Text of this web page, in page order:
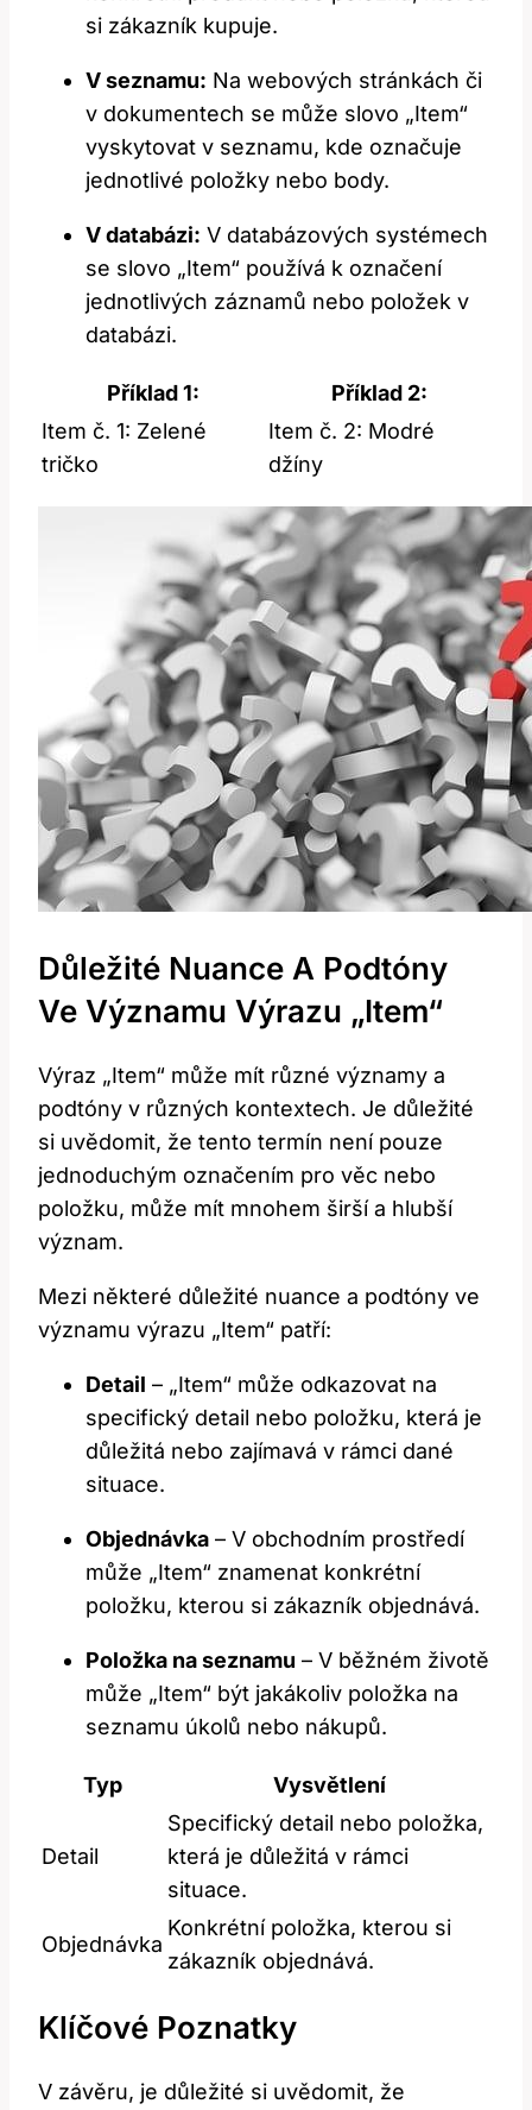
si zákazník kupuje.
V seznamu: Na webových stránkách či
v dokumentech se může slovo „Item“
vyskytovat v seznamu, kde označuje
jednotlivé položky nebo body.
V databázi: V databázových systémech
se slovo „Item“ používá k označení
jednotlivých záznamů nebo položek v
databázi.
Příklad 1:
Příklad 2:
Item č. 1: Zelené
tričko
Item č. 2: Modré
džíny
Důležité Nuance A Podtóny
Ve Významu Výrazu „Item“
Výraz „Item“ může mít různé významy a
podtóny v různých kontextech. Je důležité
si uvědomit, že tento termín není pouze
jednoduchým označením pro věc nebo
položku, může mít mnohem širší a hlubší
význam.
Mezi některé důležité nuance a podtóny ve
významu výrazu „Item“ patří:
Detail – „Item“ může odkazovat na
specifický detail nebo položku, která je
důležitá nebo zajímavá v rámci dané
situace.
Objednávka – V obchodním prostředí
může „Item“ znamenat konkrétní
položku, kterou si zákazník objednává.
Položka na seznamu – V běžném životě
může „Item“ být jakákoliv položka na
seznamu úkolů nebo nákupů.
Typ Vysvětlení
Detail
Specifický detail nebo položka,
která je důležitá v rámci
situace.
Objednávka
Konkrétní položka, kterou si
zákazník objednává.
Klíčové Poznatky
V závěru, je důležité si uvědomit, že